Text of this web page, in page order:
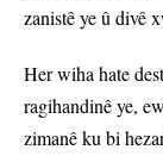
zanistê ye û divê
Her wiha hate
ragihandinê ye,
zimanê ku bi